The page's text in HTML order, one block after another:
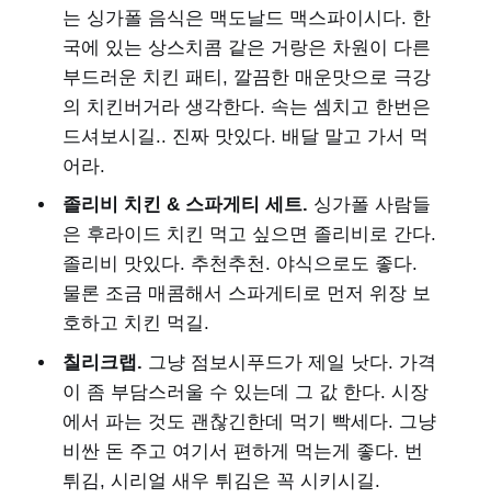
는 싱가폴 음식은 맥도날드 맥스파이시다. 한
국에 있는 상스치콤 같은 거랑은 차원이 다른
부드러운 치킨 패티, 깔끔한 매운맛으로 극강
의 치킨버거라 생각한다. 속는 셈치고 한번은
드셔보시길.. 진짜 맛있다. 배달 말고 가서 먹
어라.
졸리비 치킨 & 스파게티 세트. 싱가폴 사람들
은 후라이드 치킨 먹고 싶으면 졸리비로 간다.
졸리비 맛있다. 추천추천. 야식으로도 좋다.
물론 조금 매콤해서 스파게티로 먼저 위장 보
호하고 치킨 먹길.
칠리크랩. 그냥 점보시푸드가 제일 낫다. 가격
이 좀 부담스러울 수 있는데 그 값 한다. 시장
에서 파는 것도 괜찮긴한데 먹기 빡세다. 그냥
비싼 돈 주고 여기서 편하게 먹는게 좋다. 번
튀김, 시리얼 새우 튀김은 꼭 시키시길.